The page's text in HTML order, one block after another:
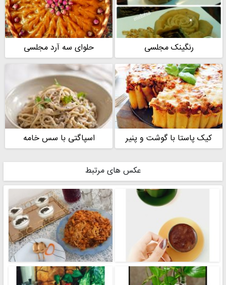
رنگینک مجلسی حلوای سه آرد مجلسی
کیک پاستا با گوشت و پنیر اسپاگتی با سس خامه
عکس های مرتبط